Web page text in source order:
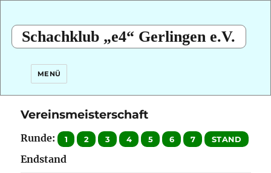
Schachklub „e4“ Gerlingen e.V.
MENÜ
Vereinsmeisterschaft
Runde:
Endstand